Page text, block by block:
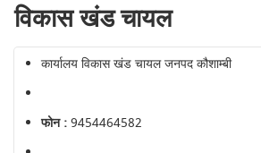
विकास खंड चायल
कार्यालय विकास खंड चायल जनपद कौशाम्बी
फोन :9454464582